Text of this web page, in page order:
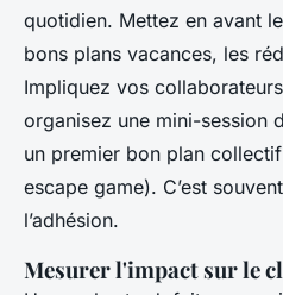
quotidien. Mettez en avant
bons plans vacances, les
Impliquez vos
organisez une mini-session
un premier bon plan
escape game). C’est
l’adhésion.
Mesurer l'impact sur le